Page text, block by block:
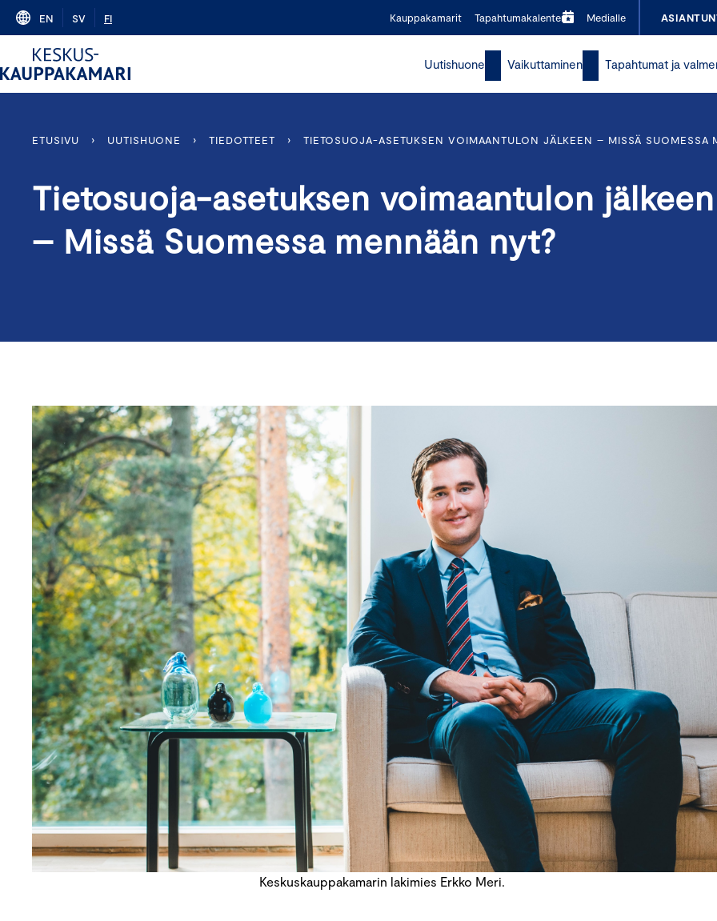
Skip
content
EN SV FI Kauppakamarit Tapahtumakalenteri Medialle
Uutishuone Vaikuttaminen Tapahtumat ja
ETUSIVU › UUTISHUONE › TIEDOTTEET › TIETOSUOJA-ASETUKSEN VOIMAANTULON JÄLKEEN – MISSÄ SUOMESSA
Tietosuoja-asetuksen voimaantulon jälkeen
– Missä Suomessa mennään nyt?
Keskuskauppakamarin lakimies Erkko Meri.